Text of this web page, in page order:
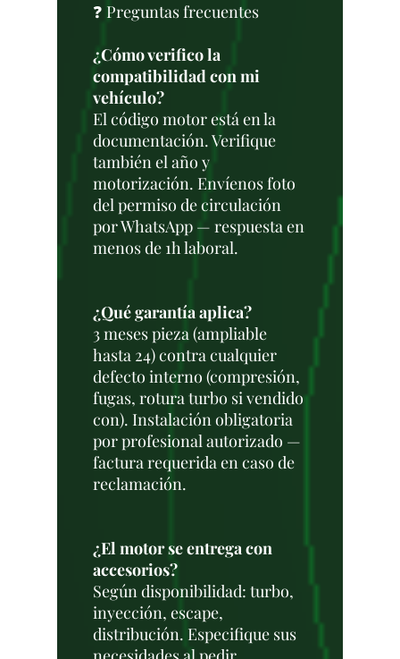
❓ Preguntas frecuentes
¿Cómo verifico la
compatibilidad con mi
vehículo?
El código motor está en la
documentación. Verifique
también el año y
motorización. Envíenos foto
del permiso de circulación
por WhatsApp — respuesta en
menos de 1h laboral.
¿Qué garantía aplica?
3 meses pieza (ampliable
hasta 24) contra cualquier
defecto interno (compresión,
fugas, rotura turbo si vendido
con). Instalación obligatoria
por profesional autorizado —
factura requerida en caso de
reclamación.
¿El motor se entrega con
accesorios?
Según disponibilidad: turbo,
inyección, escape,
distribución. Especifique sus